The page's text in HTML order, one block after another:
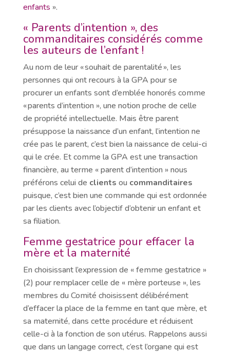
enfants ».
« Parents d’intention », des
commanditaires considérés comme
les auteurs de l’enfant !
Au nom de leur « souhait de parentalité », les
personnes qui ont recours à la GPA pour se
procurer un enfants sont d’emblée honorés comme
« parents d’intention », une notion proche de celle
de propriété intellectuelle. Mais être parent
présuppose la naissance d’un enfant, l’intention ne
crée pas le parent, c’est bien la naissance de celui-ci
qui le crée. Et comme la GPA est une transaction
financière, au terme « parent d’intention » nous
préférons celui de clients ou commanditaires
puisque, c’est bien une commande qui est ordonnée
par les clients avec l’objectif d’obtenir un enfant et
sa filiation.
Femme gestatrice pour effacer la
mère et la maternité
En choisissant l’expression de « femme gestatrice »
(2) pour remplacer celle de « mère porteuse », les
membres du Comité choisissent délibérément
d’effacer la place de la femme en tant que mère, et
sa maternité, dans cette procédure et réduisent
celle-ci à la fonction de son utérus. Rappelons aussi
que dans un langage correct, c’est l’organe qui est